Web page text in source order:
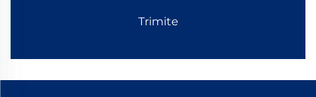
Trimite